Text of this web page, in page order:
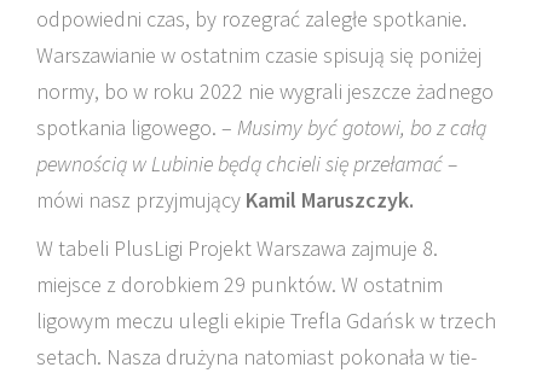
odpowiedni czas, by rozegrać zaległe spotkanie.
Warszawianie w ostatnim czasie spisują się poniżej
normy, bo w roku 2022 nie wygrali jeszcze żadnego
spotkania ligowego. – Musimy być gotowi, bo z całą
pewnością wLubiniebędą chcieli się przełamać –
mówi nasz przyjmujący Kamil Maruszczyk.
W tabeli PlusLigi Projekt Warszawa zajmuje 8.
miejsce z dorobkiem 29 punktów. W ostatnim
ligowym meczu ulegli ekipie Trefla Gdańsk w trzech
setach. Nasza drużyna natomiast pokonała w tie-